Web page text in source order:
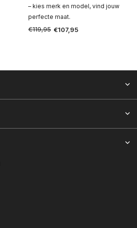
– kies merk en model, vind jouw
perfecte maat.
€119,95 €107,95